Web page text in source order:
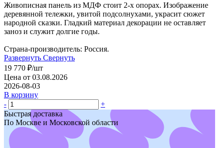
Живописная панель из МДФ стоит 2-х опорах. Изображение
деревянной тележки, увитой подсолнухами, украсит сюжет
народной сказки. Гладкий материал декорации не оставляет
заноз и служит долгие годы.
Страна-производитель: Россия.
Развернуть Свернуть
19 770 ₽/шт
Цена от 03.08.2026
2026-08-03
В корзину
-
+
Быстрая доставка
По Москве и Московской области